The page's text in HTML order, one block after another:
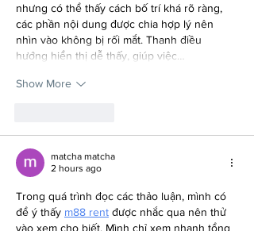
nhưng có thể thấy cách bố trí khá rõ ràng,
các phần nội dung được chia hợp lý nên
nhìn vào không bị rối mắt. Thanh điều
hướng hiển thị dễ thấy, giúp việc…
Show More
matcha matcha
2 hours ago
Trong quá trình đọc các thảo luận, mình có
để ý thấy m88 rent được nhắc qua nên thử
vào xem cho biết. Mình chỉ xem nhanh tổng